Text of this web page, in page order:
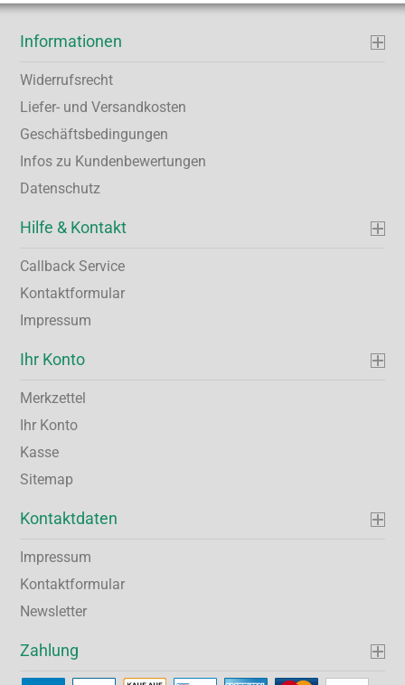
Informationen
Widerrufsrecht
Liefer- und Versandkosten
Geschäftsbedingungen
Infos zu Kundenbewertungen
Datenschutz
Hilfe & Kontakt
Callback Service
Kontaktformular
Impressum
Ihr Konto
Merkzettel
Ihr Konto
Kasse
Sitemap
Kontaktdaten
Impressum
Kontaktformular
Newsletter
Zahlung